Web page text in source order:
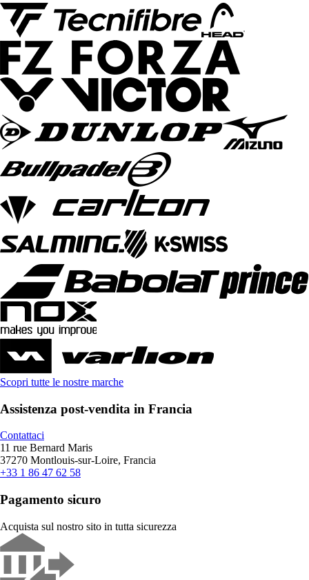
Scopri tutte le nostre marche
Assistenza post-vendita in Francia
Contattaci
11 rue Bernard Maris
37270 Montlouis-sur-Loire, Francia
+33 1 86 47 62 58
Pagamento sicuro
Acquista sul nostro sito in tutta sicurezza